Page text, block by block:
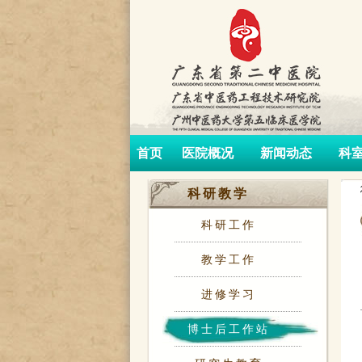
首页 医院概况 新闻动态 科
科研教学
科研工作
教学工作
进修学习
博士后工作站